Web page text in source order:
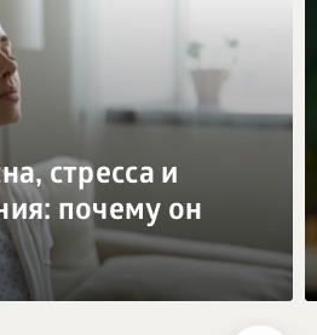
стресса и
почему он